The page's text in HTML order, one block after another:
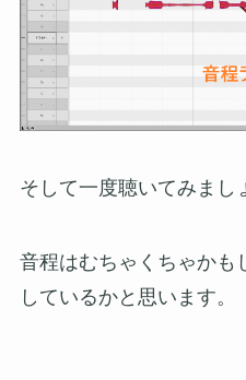
そして一度聴いてみまし
音程はむちゃくちゃかも
しているかと思います。